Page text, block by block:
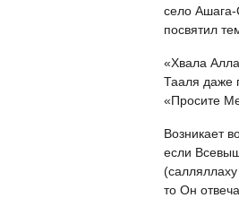
село
посвятил
«Хвала
Тааля даже
«Просите
Возникает
если
то Он